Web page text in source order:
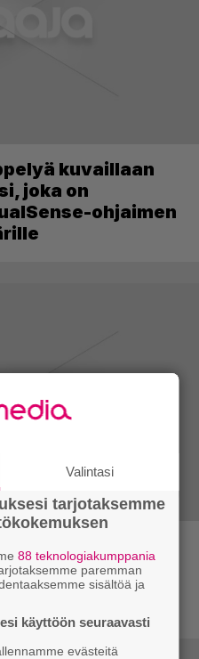
kuvaillaan
joka on
ohjaimen
siirtymisestä –
myydään
koteloissa
Valintasi
tarjotaksemme
88 teknologiakumppania
paremman
sisältöä ja
käyttöön seuraavasti
evästeitä